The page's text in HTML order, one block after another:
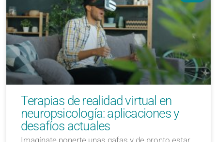
Terapias de realidad virtual en
neuropsicología: aplicaciones y
desafíos actuales